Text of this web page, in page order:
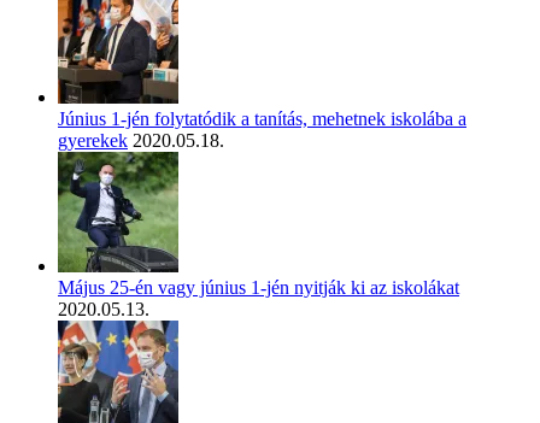
Június 1-jén folytatódik a tanítás, mehetnek iskolába a
gyerekek 2020.05.18.
Május 25-én vagy június 1-jén nyitják ki az iskolákat
2020.05.13.